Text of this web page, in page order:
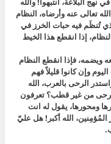
تعالى عنه وأرضاه، النظام
تُنظَم فيه حبات الخرز في
إذا انقطع هذا الخيط
ويضمه، فإذا انقطع النظام
وإن كانوا قليلاً فهم
الرحى بالعرب، الله
من غير قطب؟ تعرفون
ومحورها، يقول له انت
الله أكبر! هل عليّ